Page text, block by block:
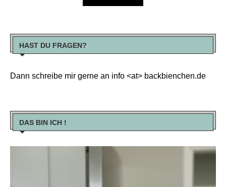
HAST DU FRAGEN?
Dann schreibe mir gerne an info <at> backbienchen.de
DAS BIN ICH !